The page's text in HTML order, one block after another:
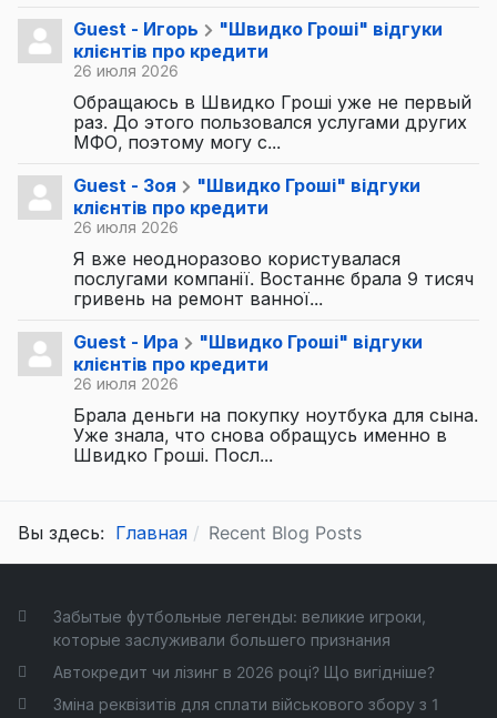
Guest - Игорь
"Швидко Гроші" відгуки
клієнтів про кредити
26 июля 2026
Обращаюсь в Швидко Гроші уже не первый
раз. До этого пользовался услугами других
МФО, поэтому могу с...
Guest - Зоя
"Швидко Гроші" відгуки
клієнтів про кредити
26 июля 2026
Я вже неодноразово користувалася
послугами компанії. Востаннє брала 9 тисяч
гривень на ремонт ванної...
Guest - Ира
"Швидко Гроші" відгуки
клієнтів про кредити
26 июля 2026
Брала деньги на покупку ноутбука для сына.
Уже знала, что снова обращусь именно в
Швидко Гроші. Посл...
Вы здесь: Главная Recent Blog Posts
Забытые футбольные легенды: великие игроки,
которые заслуживали большего признания
Автокредит чи лізинг в 2026 році? Що вигідніше?
Зміна реквізитів для сплати військового збору з 1